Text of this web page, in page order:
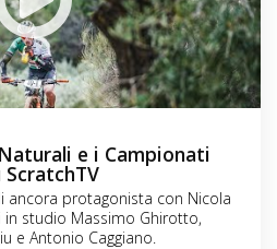
e i Campionati
ancora protagonista con Nicola
in studio Massimo Ghirotto,
e Antonio Caggiano.